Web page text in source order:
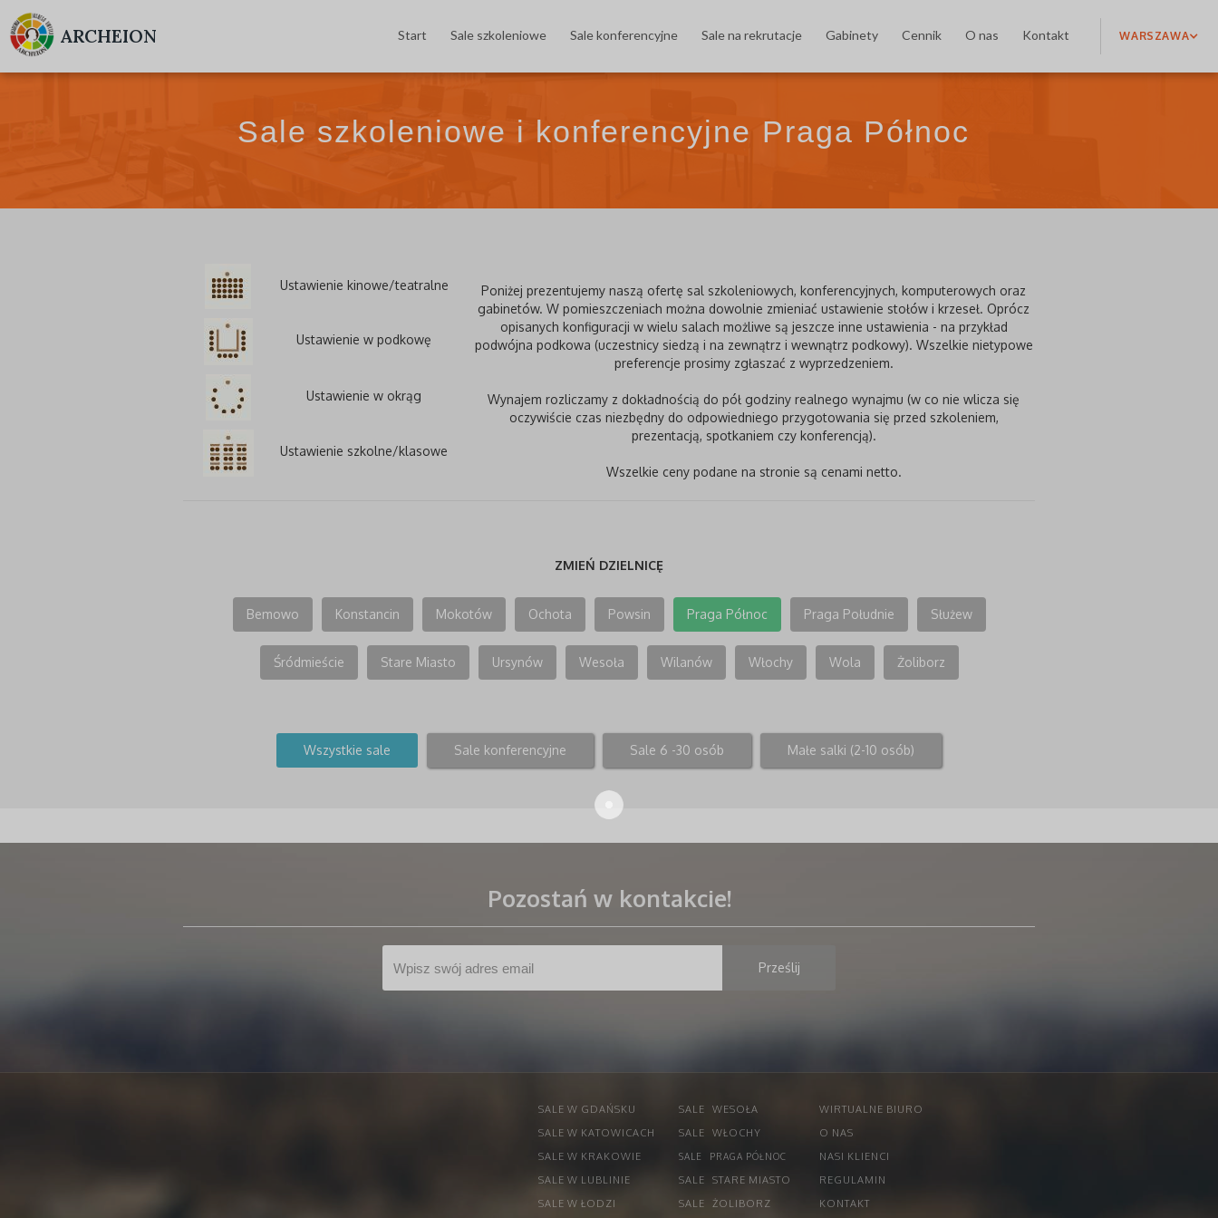
ARCHEION Start Sale szkoleniowe Sale konferencyjne Sale na rekrutacje Gabinety Cennik O nas Kontakt WARSZAWA
Sale szkoleniowe i konferencyjne Praga Północ
Ustawienie kinowe/teatralne
Ustawienie w podkowę
Ustawienie w okrąg
Ustawienie szkolne/klasowe
Poniżej prezentujemy naszą ofertę sal szkoleniowych, konferencyjnych, komputerowych oraz
gabinetów. W pomieszczeniach można dowolnie zmieniać ustawienie stołów i krzeseł. Oprócz
opisanych konfiguracji w wielu salach możliwe są jeszcze inne ustawienia - na przykład
podwójna podkowa (uczestnicy siedzą i na zewnątrz i wewnątrz podkowy). Wszelkie nietypowe
preferencje prosimy zgłaszać z wyprzedzeniem.
Wynajem rozliczamy z dokładnością do pół godziny realnego wynajmu (w co nie wlicza się
oczywiście czas niezbędny do odpowiedniego przygotowania się przed szkoleniem,
prezentacją, spotkaniem czy konferencją).
Wszelkie ceny podane na stronie są cenami netto.
ZMIEŃ DZIELNICĘ
Bemowo Konstancin Mokotów Ochota Powsin Praga Północ Praga Południe Służew
Śródmieście Stare Miasto Ursynów Wesoła Wilanów Włochy Wola Żoliborz
Wszystkie sale Sale konferencyjne Sale 6 -30 osób Małe salki (2-10 osób)
Pozostań w kontakcie!
SALE W GDAŃSKU
SALE W KATOWICACH
SALE W KRAKOWIE
SALE W LUBLINIE
SALE W ŁODZI
SALE
WESOŁA
SALE
WŁOCHY
SALE PRAGA PÓŁNOC
SALE
STARE MIASTO
SALE
ŻOLIBORZ
WIRTUALNE BIURO
O NAS
NASI KLIENCI
REGULAMIN
KONTAKT